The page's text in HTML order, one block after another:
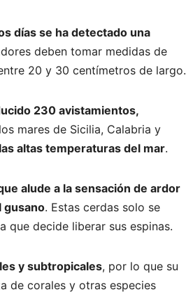
días se ha detectado una
deben tomar medidas de
20 y 30 centímetros de largo.
230 avistamientos,
mares de Sicilia, Calabria y
altas temperaturas del mar.
alude a la sensación de ardor
gusano. Estas cerdas solo se
que decide liberar sus espinas.
y subtropicales, por lo que su
de corales y otras especies